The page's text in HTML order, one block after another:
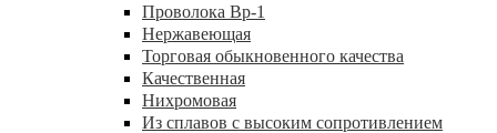
Проволока Вр-1
Нержавеющая
Торговая обыкновенного качества
Качественная
Нихромовая
Из сплавов с высоким сопротивлением